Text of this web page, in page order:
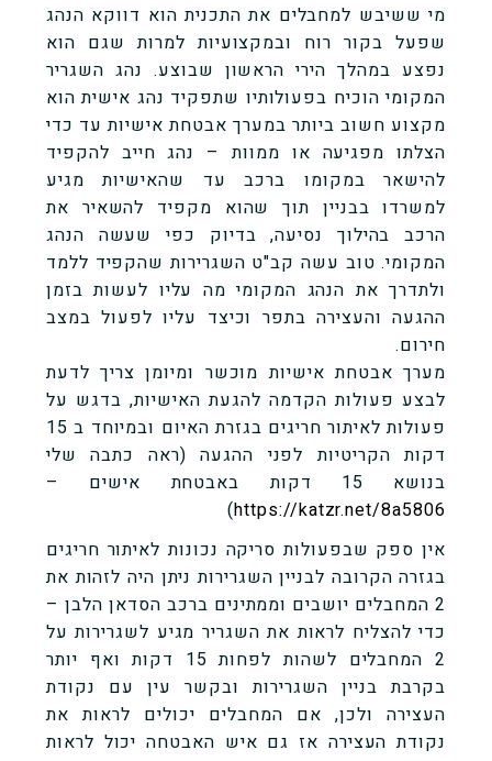
מי ששיבש למחבלים את התכנית הוא דווקא הנהג
שפעל בקור רוח ובמקצועיות למרות שגם הוא
נפצע במהלך הירי הראשון שבוצע. נהג השגריר
המקומי הוכיח בפעולותיו שתפקיד נהג אישית הוא
מקצוע חשוב ביותר במערך אבטחת אישיות עד כדי
הצלתו מפגיעה או ממוות – נהג חייב להקפיד
להישאר במקומו ברכב עד שהאישיות מגיע
למשרדו בבניין תוך שהוא מקפיד להשאיר את
הרכב בהילוך נסיעה, בדיוק כפי שעשה הנהג
המקומי. טוב עשה קב"ט השגרירות שהקפיד ללמד
ולתדרך את הנהג המקומי מה עליו לעשות בזמן
ההגעה והעצירה בתפר וכיצד עליו לפעול במצב
חירום.
מערך אבטחת אישיות מוכשר ומיומן צריך לדעת
לבצע פעולות הקדמה להגעת האישיות, בדגש על
פעולות לאיתור חריגים בגזרת האיום ובמיוחד ב 15
דקות הקריטיות לפני ההגעה (ראה כתבה שלי
בנושא 15 דקות באבטחת אישים –
https://katzr.net/8a5806
)
אין ספק שבפעולות סריקה נכונות לאיתור חריגים
בגזרה הקרובה לבניין השגרירות ניתן היה לזהות את
2 המחבלים יושבים וממתינים ברכב הסדאן הלבן –
כדי להצליח לראות את השגריר מגיע לשגרירות על
2 המחבלים לשהות לפחות 15 דקות ואף יותר
בקרבת בניין השגרירות ובקשר עין עם נקודת
העצירה ולכן, אם המחבלים יכולים לראות את
נקודת העצירה אז גם איש האבטחה יכול לראות